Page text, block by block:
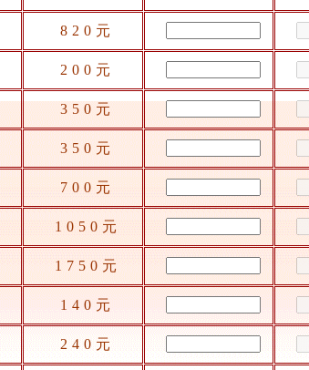
820元
200元
350元
350元
700元
1050元
1750元
140元
240元